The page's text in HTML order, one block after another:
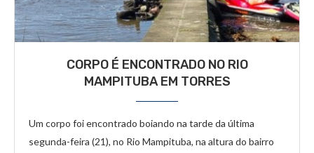
CORPO É ENCONTRADO NO RIO
MAMPITUBA EM TORRES
Um corpo foi encontrado boiando na tarde da última
segunda-feira (21), no Rio Mampituba, na altura do bairro